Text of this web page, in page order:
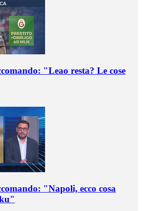
"Leao resta? Le cose
"Napoli, ecco cosa